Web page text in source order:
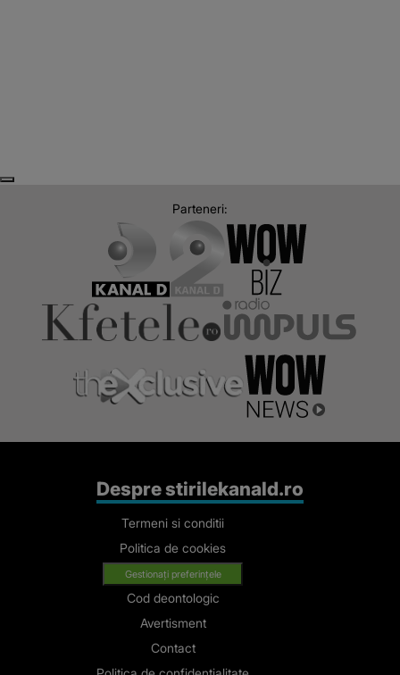
Parteneri:
Despre stirilekanald.ro
Termeni si conditii
Politica de cookies
Gestionați preferințele
Cod deontologic
Avertisment
Contact